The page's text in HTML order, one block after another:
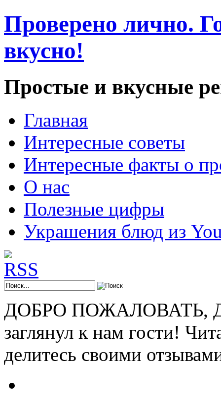
Проверено лично.
вкусно!
Простые и вкусные
Главная
Интересные советы
Интересные факты о
О нас
Полезные цифры
Украшения блюд из
ДОБРО ПОЖАЛОВАТЬ,
заглянул к нам гости!
делитесь своими